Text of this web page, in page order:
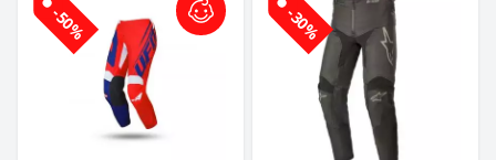
-50% -30%